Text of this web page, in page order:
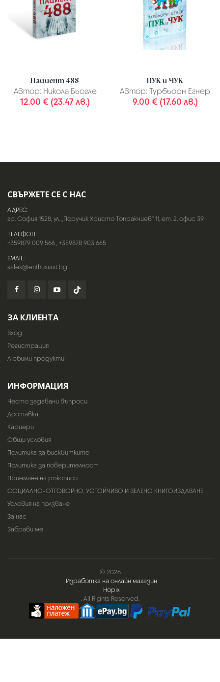
Пациент 488
Автор: Никола Бьогле
12.00 € (23.47 лв.)
ПУК и ЧУК
Автор: Турбьорн Егнер
9.00 € (17.60 лв.)
СВЪРЖЕТЕ СЕ С НАС
АДРЕС:
гр. София 1528, ул. „Поручик Христо Топракчиев“ 11, ет. 2, офис 39
ТЕЛЕФОН:
+359879 009 566,+359878 903 665
EMAIL:
sales@enthusiast.bg
ЗА КЛИЕНТА
Вход
Регистрация
Любими продукти
ИНФОРМАЦИЯ
Често задавани въпроси
Доставка
Кариери
Общи условия
Политика за бисквитките
Политика за поверителност
Приемане на ръкописи
СОЦИАЛНО-ОТГОВОРНО, УСТОЙЧИВО И ЗЕЛЕНО КНИГОИЗДАВАНЕ
Условия на ползване
За нас
Забрави ме
© 2026
Изработка на онлайн магазин
Hopix
. All Rights Reserved.